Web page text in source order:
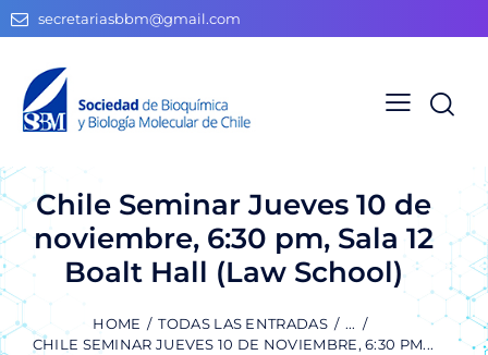
secretariasbbm@gmail.com
Chile Seminar Jueves 10 de
noviembre, 6:30 pm, Sala 12
Boalt Hall (Law School)
HOME TODAS LAS ENTRADAS
...
CHILE SEMINAR JUEVES 10 DE NOVIEMBRE, 6:30 PM...